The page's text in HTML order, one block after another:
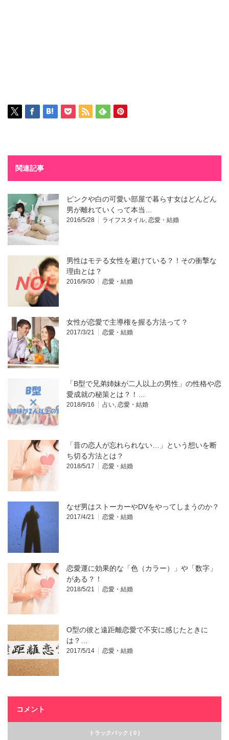
関連記事
ピンクや白の可愛い部屋で暮らす女はどんどん
男が離れていくって本当…
2016/5/28 ライフスタイル, 恋愛・結婚
男性はモテる女性を避けている？！その衝撃な
理由とは？
2016/9/30 恋愛・結婚
女性が恋愛で主導権を握る方法って？
2017/3/21 恋愛・結婚
「B型で兄弟姉妹が二人以上の男性」の性格や恋
愛成就の秘策とは？！…
2018/9/16 占い, 恋愛・結婚
「昔の恋人が忘れられない…」という想いを断
ち切る方法とは？
2018/5/17 恋愛・結婚
なぜ男はストーカーやDVをやってしまうのか？
2017/4/21 恋愛・結婚
恋愛運に効果的な「色（カラー）」や「数字」
がある？！
2018/5/21 恋愛・結婚
O型の彼と遠距離恋愛で不安に感じたときに
は？…
2017/5/14 恋愛・結婚
コメント
トラックバック ( 0 )